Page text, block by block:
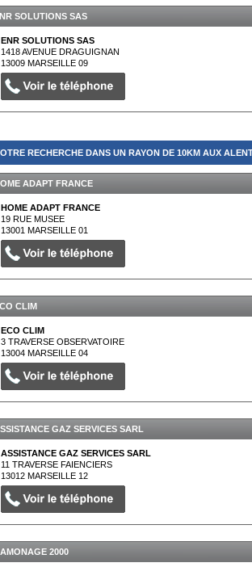
SOLUTIONS SAS
ENR SOLUTIONS SAS
1418 AVENUE DRAGUIGNAN
13009MARSEILLE 09
RECHERCHE DANS UN RAYON DE 10KM AUX
ADAPT FRANCE
HOME ADAPT FRANCE
19 RUE MUSEE
13001MARSEILLE 01
CLIM
ECO CLIM
3 TRAVERSE OBSERVATOIRE
13004MARSEILLE 04
GAZ SERVICES SARL
ASSISTANCE GAZ SERVICES SARL
11 TRAVERSE FAIENCIERS
13012MARSEILLE 12
2000